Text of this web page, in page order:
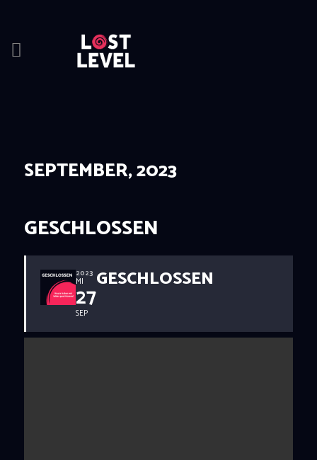
EVENTS
ABOUT
RESERVIERUNG
SEPTEMBER, 2023
GESCHLOSSEN
2023
MI
27
SEP
GESCHLOSSEN